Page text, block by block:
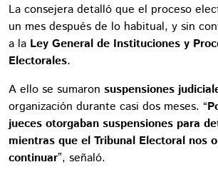
La consejera detalló que el proceso
un mes después de lo habitual, y sin
a la Ley General de Instituciones y
Electorales.
A ello se sumaron suspensiones
organización durante casi dos meses. “
jueces otorgaban suspensiones para
mientras que el Tribunal Electoral nos
continuar”, señaló.